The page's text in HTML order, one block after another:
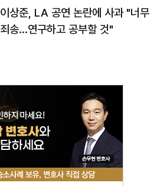
이상준, LA 공연 논란에 사과 "너무
죄송…연구하고 공부할 것"